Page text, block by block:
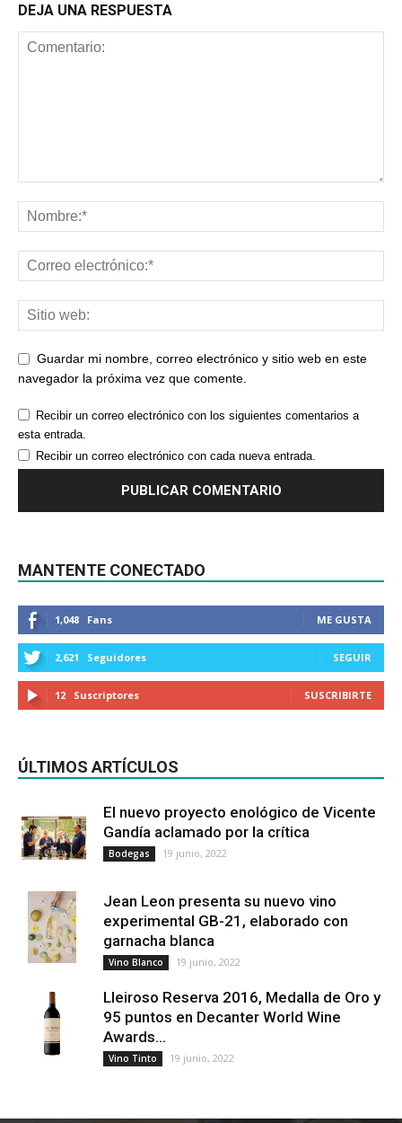
DEJA UNA RESPUESTA
Guardar mi nombre, correo electrónico y sitio web en este
navegador la próxima vez que comente.
Recibir un correo electrónico con los siguientes comentarios a
esta entrada.
Recibir un correo electrónico con cada nueva entrada.
MANTENTE CONECTADO
1,048 Fans ME GUSTA
2,621 Seguidores SEGUIR
12 Suscriptores SUSCRIBIRTE
ÚLTIMOS ARTÍCULOS
El nuevo proyecto enológico de Vicente
Gandía aclamado por la crítica
Bodegas 19 junio, 2022
Jean Leon presenta su nuevo vino
experimental GB-21, elaborado con
garnacha blanca
Vino Blanco 19 junio, 2022
Lleiroso Reserva 2016, Medalla de Oro y
95 puntos en Decanter World Wine
Awards...
Vino Tinto 19 junio, 2022